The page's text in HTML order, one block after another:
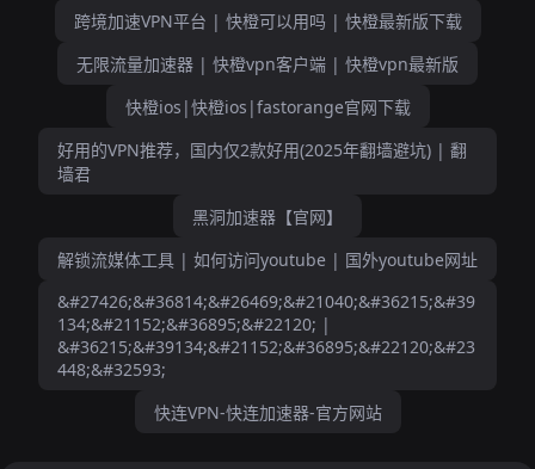
跨境加速VPN平台 | 快橙可以用吗 | 快橙最新版下载
无限流量加速器 | 快橙vpn客户端 | 快橙vpn最新版
快橙ios|快橙ios|fastorange官网下载
好用的VPN推荐，国内仅2款好用(2025年翻墙避坑) | 翻
墙君
黑洞加速器【官网】
解锁流媒体工具 | 如何访问youtube | 国外youtube网址
&#27426;&#36814;&#26469;&#21040;&#36215;&#39
134;&#21152;&#36895;&#22120; |
&#36215;&#39134;&#21152;&#36895;&#22120;&#23
448;&#32593;
快连VPN-快连加速器-官方网站